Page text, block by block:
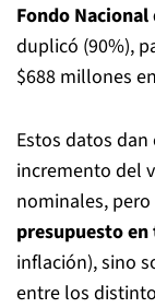
Fondo
duplicó (90%),
$688 millones
Estos datos
incremento del
nominales, pero
presupuesto
inflación), sino
entre los